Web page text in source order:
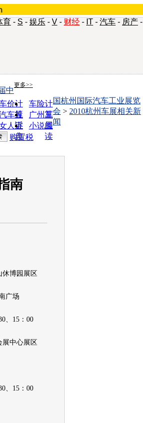
育 - S - 娱乐 - V - 财经 - IT - 汽车 - 房产 -
更多>>
价计
算
车险计
算
车投
诉
广州车
展
人宝
典
小说阅
读
中
国杭州国际汽车工业展览
会 > 2010杭州车展相关新
闻
购置税
南
博园展区
广场
、15：00
中心展区
、15：00